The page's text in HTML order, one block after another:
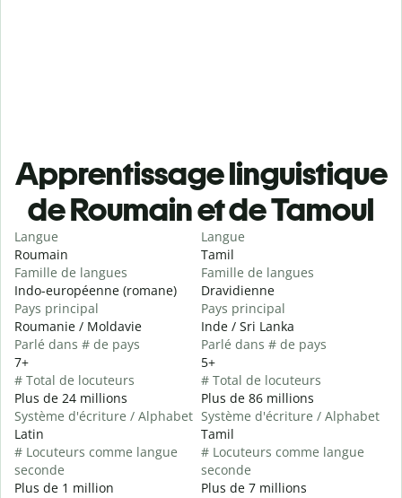
Apprentissage linguistique
de Roumain et de Tamoul
Langue
Roumain
Famille de langues
Indo-européenne (romane)
Pays principal
Roumanie / Moldavie
Parlé dans # de pays
7+
# Total de locuteurs
Plus de 24 millions
Système d'écriture / Alphabet
Latin
# Locuteurs comme langue
seconde
Plus de 1 million
Langue
Tamil
Famille de langues
Dravidienne
Pays principal
Inde / Sri Lanka
Parlé dans # de pays
5+
# Total de locuteurs
Plus de 86 millions
Système d'écriture / Alphabet
Tamil
# Locuteurs comme langue
seconde
Plus de 7 millions